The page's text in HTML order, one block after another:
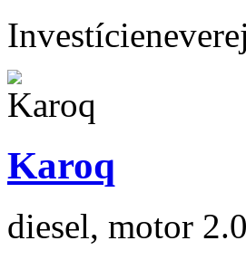
Investície
Karoq
diesel, motor